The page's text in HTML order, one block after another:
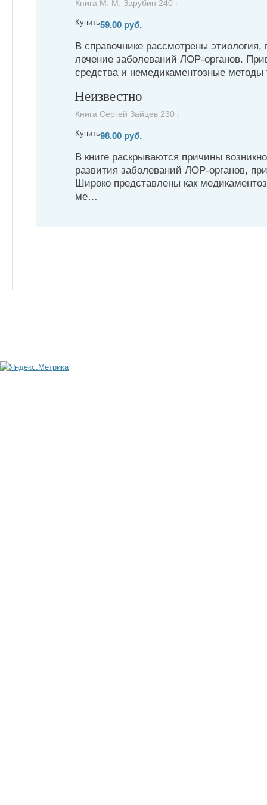
Книга М. М. Зарубин 240 г
Купить59.00 руб.
В справочнике рассмотрены этиология,
лечение заболеваний ЛОР-органов.
средства и немедикаментозные
Неизвестно
Книга Сергей Зайцев 230 г
Купить98.00 руб.
В книге раскрываются причины
развития заболеваний ЛОР-органов,
Широко представлены как
ме…